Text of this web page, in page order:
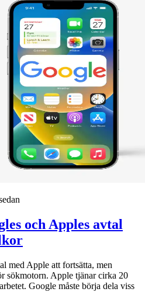
och Apples avtal
med Apple att fortsätta, men
sökmotorn. Apple tjänar cirka 20
Google måste börja dela viss